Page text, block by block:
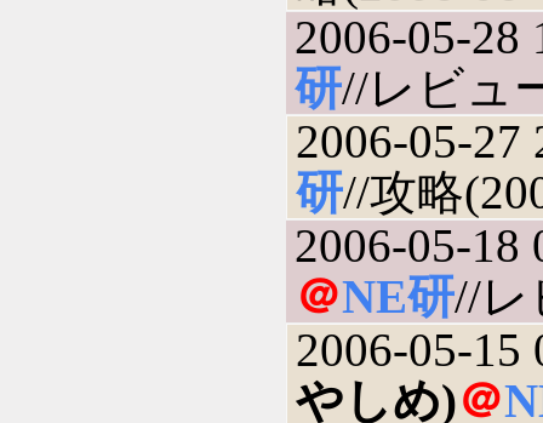
2006-05-28
研//レビュ
2006-05-27
研//攻略
2006-05-18
＠NE研//レ
2006-05-15
やしめ)＠